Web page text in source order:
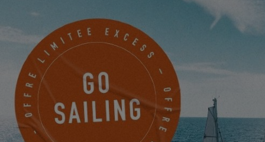
DEMANDER MON INVITATION
CONTACTEZ UN AGENT EXCESS
MORE SAILING
FABRIKSGATAN 13